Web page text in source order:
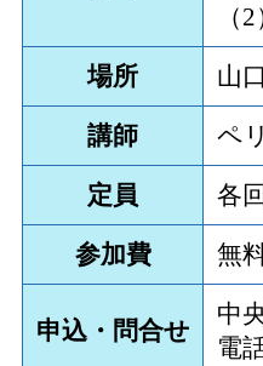
（
場所 山
講師 ペ
定員 各
参加費 無
申込・問合せ
中
電